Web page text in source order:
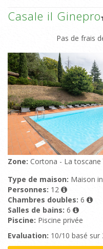
Casale il Ginepro
Pas de frais
Zone: Cortona - La toscane
Type de maison: Maison
Personnes: 12
Chambres doubles: 6
Salles de bains: 6
Piscine: Piscine privée
Evaluation: 10/10 basé